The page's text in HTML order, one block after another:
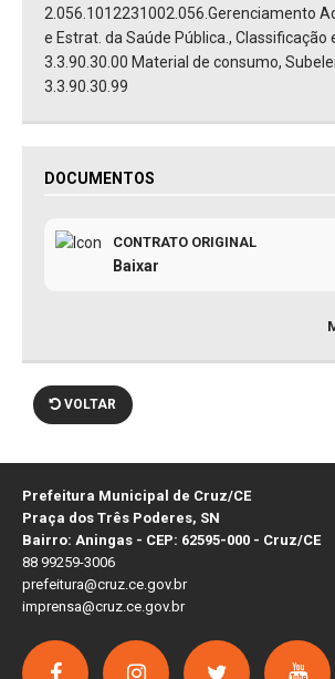
2.056.1012231002.056.Gerenciamento
e Estrat. da Saúde Pública., Classificação
3.3.90.30.00 Material de consumo,
3.3.90.30.99
DOCUMENTOS
CONTRATO ORIGINAL
Baixar
VOLTAR
Prefeitura Municipal de Cruz/CE
Praça dos Três Poderes, SN
Bairro: Aningas - CEP: 62595-000 - Cruz/CE
88 99259-3006
prefeitura@cruz.ce.gov.br
imprensa@cruz.ce.gov.br